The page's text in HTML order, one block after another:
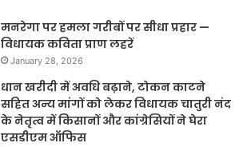
मनरेगा पर हमला गरीबों पर सीधा प्रहार —
विधायक कविता प्राण लहरें
January 28, 2026
धान खरीदी में अवधि बढ़ाने, टोकन काटने
सहित अन्य मांगों को लेकर विधायक चातुरी नंद
के नेतृत्व में किसानों और कांग्रेसियों ने घेरा
एसडीएम ऑफिस